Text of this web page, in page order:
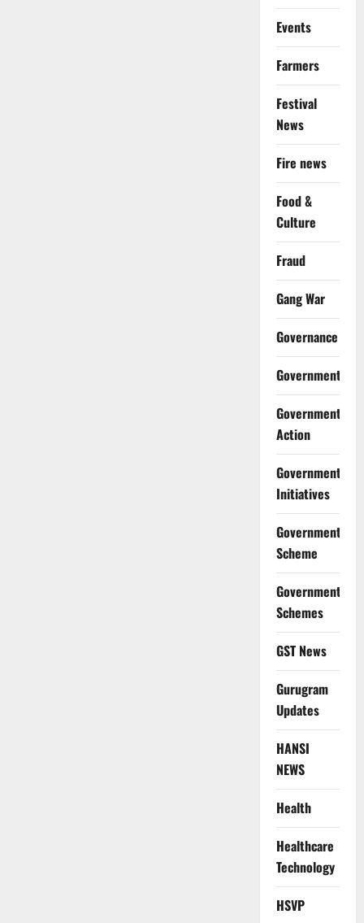
Events
Farmers
Festival
News
Fire news
Food &
Culture
Fraud
Gang War
Governance
Government
Government
Action
Government
Initiatives
Government
Scheme
Government
Schemes
GST News
Gurugram
Updates
HANSI
NEWS
Health
Healthcare
Technology
HSVP